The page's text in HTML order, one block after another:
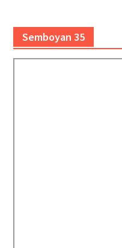
Semboyan 35